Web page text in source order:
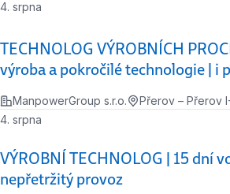
TECHNOLOG VÝROBNÍCH
výroba a pokročilé technologie | i
4. srpna
ManpowerGroup s.r.o. Přerov – Přerov
VÝROBNÍ TECHNOLOG | 15 dní
nepřetržitý provoz
4. srpna